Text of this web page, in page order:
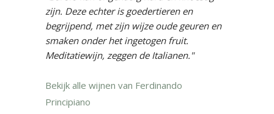
zijn. Deze echter is goedertieren en
begrijpend, met zijn wijze oude geuren en
smaken onder het ingetogen fruit.
Meditatiewijn, zeggen de Italianen."
Bekijk alle wijnen van Ferdinando
Principiano